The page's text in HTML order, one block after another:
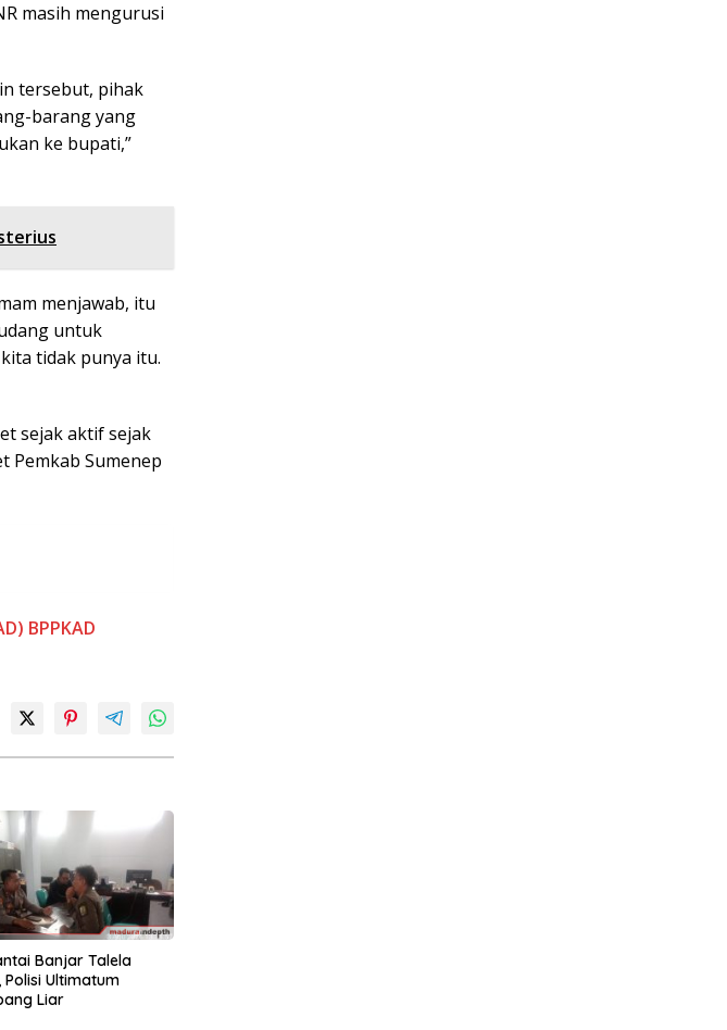
masih mengurusi
tersebut, pihak
barang yang
ke bupati,”
menjawab, itu
untuk
tidak punya itu.
sejak aktif sejak
Pemkab Sumenep
BPPKAD
Banjar Talela
Ultimatum
Liar